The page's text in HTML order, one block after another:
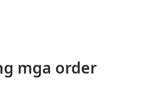
mga order